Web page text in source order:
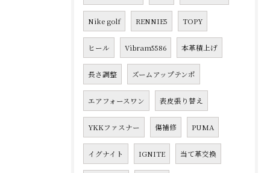
Nike golf RENNIE5 TOPY
ヒール Vibram5586 本革積上げ
長さ調整 ズームアップテンポ
エアフォースワン 表皮張り替え
YKKファスナー 傷補修 PUMA
イグナイト IGNITE 当て革交換